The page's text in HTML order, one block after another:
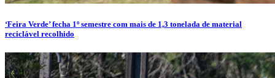
‘Feira Verde’ fecha 1º semestre com mais de 1,3 tonelada de material
reciclável recolhido